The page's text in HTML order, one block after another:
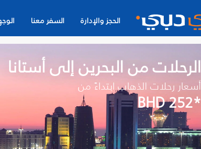
الحجز والإدارة السفر معنا
الرحلات من البحرين إلى أستانا
أسعار رحلات الذهاب ابتداءً من
*BHD 252